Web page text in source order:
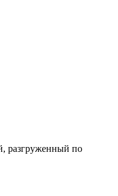
разгруженный по